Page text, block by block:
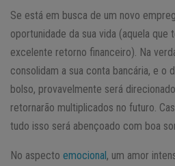
Se está em busca de um novo
oportunidade da sua vida (aquela
excelente retorno financeiro). Na
consolidam a sua conta bancária, e o
bolso, provavelmente será
retornarão multiplicados no futuro.
tudo isso será abençoado com boa
No aspecto emocional, um amor